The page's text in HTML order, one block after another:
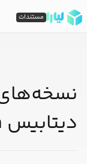
نسخه‌های
دیتابیس ElasticSearch
مستندات